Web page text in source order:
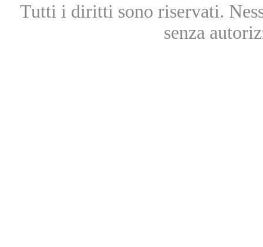
Tutti i diritti sono riservati.
senza